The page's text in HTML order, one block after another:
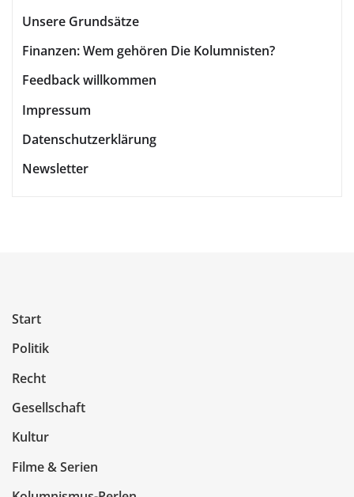
Unsere Grundsätze
Finanzen: Wem gehören Die Kolumnisten?
Feedback willkommen
Impressum
Datenschutzerklärung
Newsletter
Start
Politik
Recht
Gesellschaft
Kultur
Filme & Serien